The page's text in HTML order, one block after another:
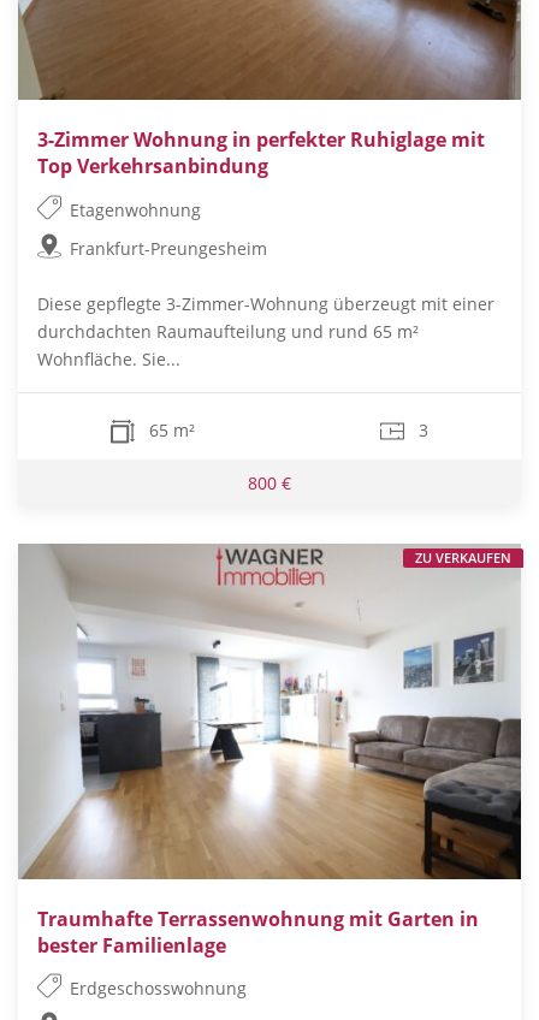
3-Zimmer Wohnung in perfekter Ruhiglage mit
Top Verkehrsanbindung
Etagenwohnung
Frankfurt-Preungesheim
Diese gepflegte 3-Zimmer-Wohnung überzeugt mit einer
durchdachten Raumaufteilung und rund 65 m²
Wohnfläche. Sie...
65 m² 3
800 €
Traumhafte Terrassenwohnung mit Garten in
bester Familienlage
Erdgeschosswohnung
ZU VERKAUFEN